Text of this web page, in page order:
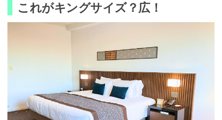
これがキングサイズ？広！